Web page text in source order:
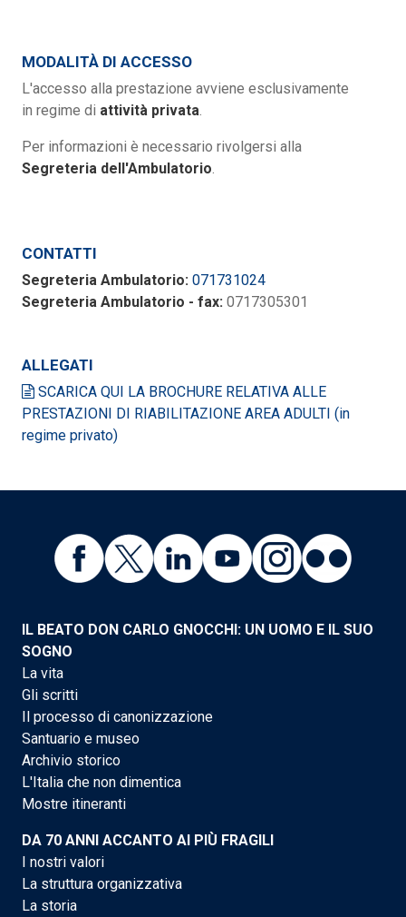
MODALITÀ DI ACCESSO
L'accesso alla prestazione avviene esclusivamente
in regime di attività privata
Per informazioni è necessario rivolgersi alla
Segreteria dell'Ambulatorio
CONTATTI
Segreteria Ambulatorio: 071731024
Segreteria Ambulatorio - fax: 0717305301
ALLEGATI
SCARICA QUI LA BROCHURE RELATIVA ALLE
PRESTAZIONI DI RIABILITAZIONE AREA ADULTI (in
regime privato)
IL BEATO DON CARLO GNOCCHI: UN UOMO E IL SUO
SOGNO
La vita
Gli scritti
Il processo di canonizzazione
Santuario e museo
Archivio storico
L'Italia che non dimentica
Mostre itineranti
DA 70 ANNI ACCANTO AI PIÙ FRAGILI
I nostri valori
La struttura organizzativa
La storia